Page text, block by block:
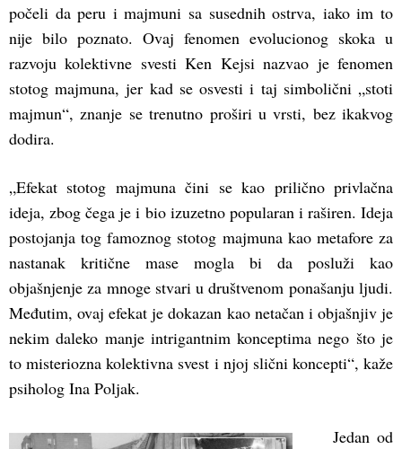
počeli da peru i majmuni sa susednih ostrva, iako im to
nije bilo poznato. Ovaj fenomen evolucionog skoka u
razvoju kolektivne svesti Ken Kejsi nazvao je fenomen
stotog majmuna, jer kad se osvesti i taj simbolični „stoti
majmun“, znanje se trenutno proširi u vrsti, bez ikakvog
dodira.
„Efekat stotog majmuna čini se kao prilično privlačna
ideja, zbog čega je i bio izuzetno popularan i raširen. Ideja
postojanja tog famoznog stotog majmuna kao metafore za
nastanak kritične mase mogla bi da posluži kao
objašnjenje za mnoge stvari u društvenom ponašanju ljudi.
Međutim, ovaj efekat je dokazan kao netačan i objašnjiv je
nekim daleko manje intrigantnim konceptima nego što je
to misteriozna kolektivna svest i njoj slični koncepti“, kaže
psiholog Ina Poljak.
Jedan od